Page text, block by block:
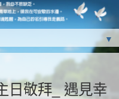
▼
日敬拜_ 遇見幸